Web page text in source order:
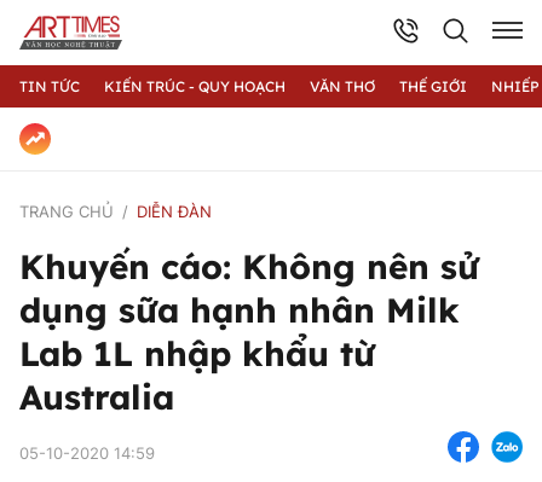
TIN TỨC KIẾN TRÚC - QUY HOẠCH VĂN THƠ THẾ GIỚI
TRANG CHỦ DIỄN ĐÀN
Khuyến cáo: Không nên sử
dụng sữa hạnh nhân Milk
Lab 1L nhập khẩu từ
Australia
05-10-2020 14:59